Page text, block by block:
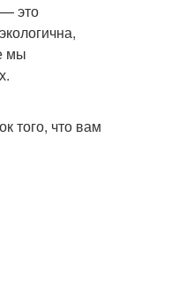
это
мы
того, что вам